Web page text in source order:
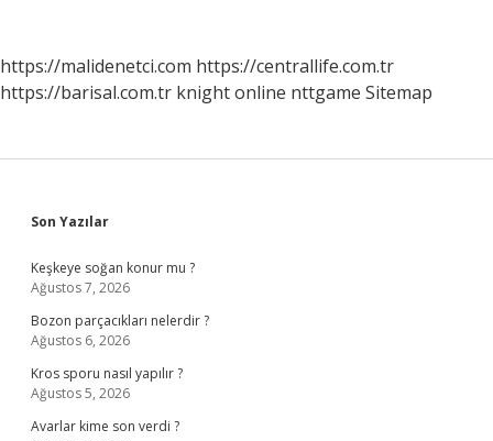
https://malidenetci.com https://centrallife.com.tr
https://barisal.com.tr knight online nttgame Sitemap
Sidebar
Son Yazılar
Keşkeye soğan konur mu ?
Ağustos 7, 2026
Bozon parçacıkları nelerdir ?
Ağustos 6, 2026
Kros sporu nasıl yapılır ?
Ağustos 5, 2026
Avarlar kime son verdi ?